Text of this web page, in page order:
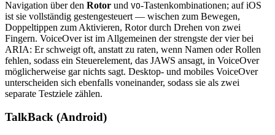
Navigation über den Rotor und VO-Tastenkombinationen; auf iOS
ist sie vollständig gestengesteuert — wischen zum Bewegen,
Doppeltippen zum Aktivieren, Rotor durch Drehen von zwei
Fingern. VoiceOver ist im Allgemeinen der strengste der vier bei
ARIA: Er schweigt oft, anstatt zu raten, wenn Namen oder Rollen
fehlen, sodass ein Steuerelement, das JAWS ansagt, in VoiceOver
möglicherweise gar nichts sagt. Desktop- und mobiles VoiceOver
unterscheiden sich ebenfalls voneinander, sodass sie als zwei
separate Testziele zählen.
TalkBack (Android)